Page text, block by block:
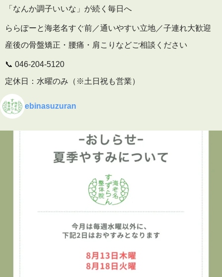
「なんか調子いいな」が続く毎日へ
ららぽーと海老名すぐ前／通いやすい立地／子連れ大歓迎
産後の骨盤矯正・腰痛・肩こりなどご相談ください
📞 046-204-5120
定休日：水曜のみ（※土日祝も営業）
🕒 予約受付
平日 10:00〜19:30
土日祝 9:00〜16:00
▶ 施術内容・院内の雰囲気はこちら
プロフィールのリンクからご覧いただけます
海老名
View on Facebook Share
海老名すずらん整体院
ebinasuzuran